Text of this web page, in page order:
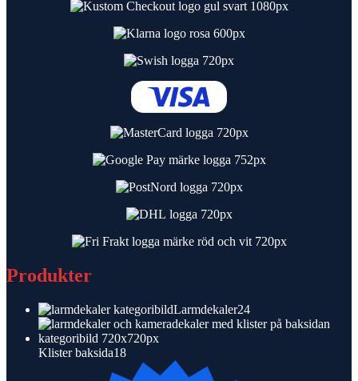
Produkter
Larmdekaler2424
produkter
Klister baksida1818
produkter